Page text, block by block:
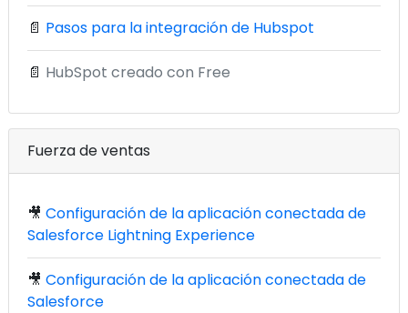
📄 Pasos para la integración de Hubspot
📄 HubSpot creado con Free
Fuerza de ventas
🎥 Configuración de la aplicación conectada de
Salesforce Lightning Experience
🎥 Configuración de la aplicación conectada de
Salesforce